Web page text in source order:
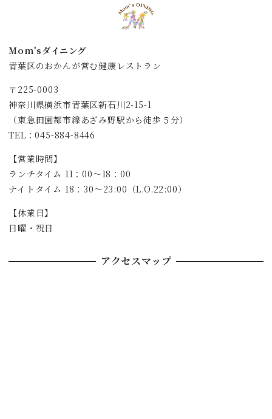
Mom'sダイニング
青葉区のおかんが営む健康レストラン
〒225-0003
神奈川県横浜市青葉区新石川2-15-1
（東急田園都市線あざみ野駅から徒歩５分）
TEL：045-884-8446
【営業時間】
ランチタイム 11：00～18：00
ナイトタイム 18：30～23:00（L.O.22:00）
【休業日】
日曜・祝日
アクセスマップ